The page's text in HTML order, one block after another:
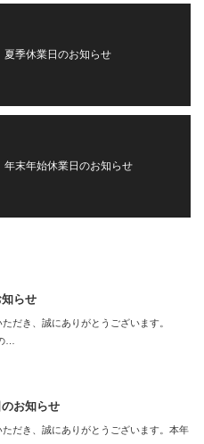
夏季休業日のお知らせ
年末年始休業日のお知らせ
らせ
だき、誠にありがとうございます。
…
お知らせ
だき、誠にありがとうございます。本年